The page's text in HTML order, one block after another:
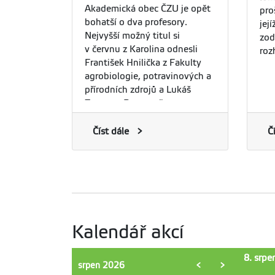
populárně vědecké knihy.
Akademická obec ČZU je opět
bohatší o dva profesory.
Nejvyšší možný titul si
v červnu z Karolina odnesli
František Hnilička z Fakulty
agrobiologie, potravinových a
přírodních zdrojů a Lukáš
Zagata z Provozně
čím se zabývají a co dělají,
Číst dále
Kalendář akcí
srpen 2026 < >
8.